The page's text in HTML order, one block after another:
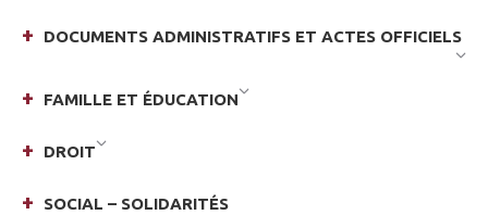
DOCUMENTS ADMINISTRATIFS ET ACTES OFFICIELS
FAMILLE ET ÉDUCATION
DROIT
SOCIAL – SOLIDARITÉS